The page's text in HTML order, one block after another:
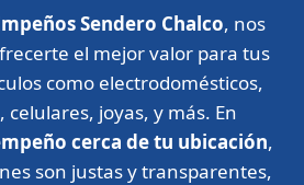
Sendero Chalco, nos
el mejor valor para tus
como electrodomésticos,
joyas, y más. En
cerca de tu ubicación,
son justas y transparentes,